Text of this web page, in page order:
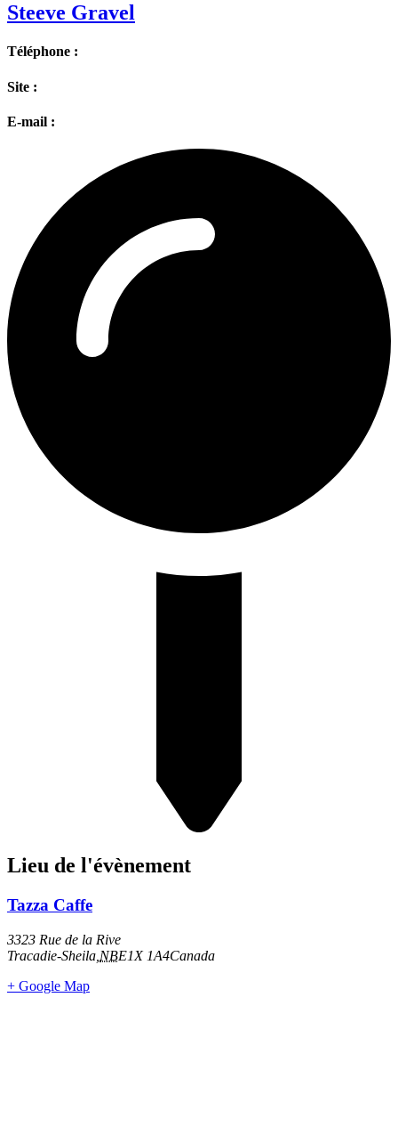
Steeve Gravel
Téléphone :
Site :
E-mail :
Lieu de l'évènement
Tazza Caffe
3323 Rue de la Rive
Tracadie-Sheila NBE1X 1A4Canada
+ Google Map